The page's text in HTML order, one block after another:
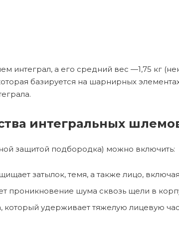
а его средний вес —1,75 кг
базируется на шарнирных
интегральных
защитой подбородка) можно включить:
затылок, темя, а также лицо,
проникновение шума сквозь щели в
удерживает тяжелую лицевую